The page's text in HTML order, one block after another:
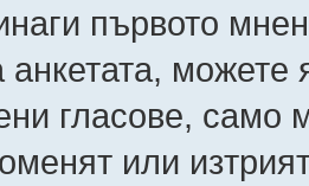
първото
анкетата,
гласове, само
или